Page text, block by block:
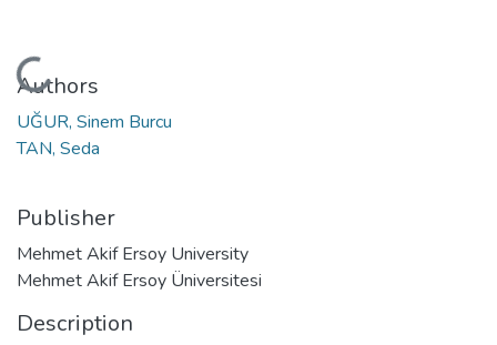
Loading...
Authors
UĞUR, Sinem Burcu
TAN, Seda
Publisher
Mehmet Akif Ersoy University
Mehmet Akif Ersoy Üniversitesi
Description